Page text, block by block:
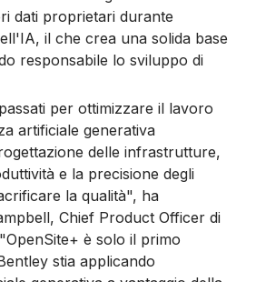
dati proprietari durante
il che crea una solida base
responsabile lo sviluppo di
per ottimizzare il lavoro
artificiale generativa
delle infrastrutture,
e la precisione degli
la qualità", ha
Chief Product Officer di
è solo il primo
stia applicando